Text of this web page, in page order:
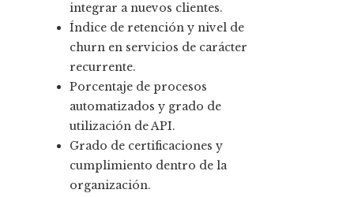
integrar a nuevos clientes.
Índice de retención y nivel de
churn en servicios de carácter
recurrente.
Porcentaje de procesos
automatizados y grado de
utilización de API.
Grado de certificaciones y
cumplimiento dentro de la
organización.